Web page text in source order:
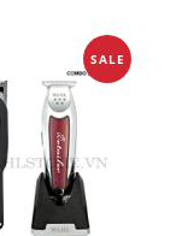
SALE